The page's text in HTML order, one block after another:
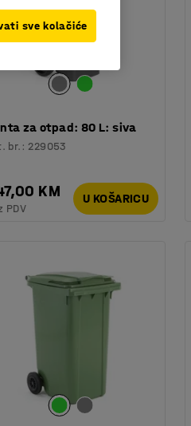
za otpad: 80 L: siva
br. : 229053
KM
PDV
U KOŠARICU
sve kolačiće